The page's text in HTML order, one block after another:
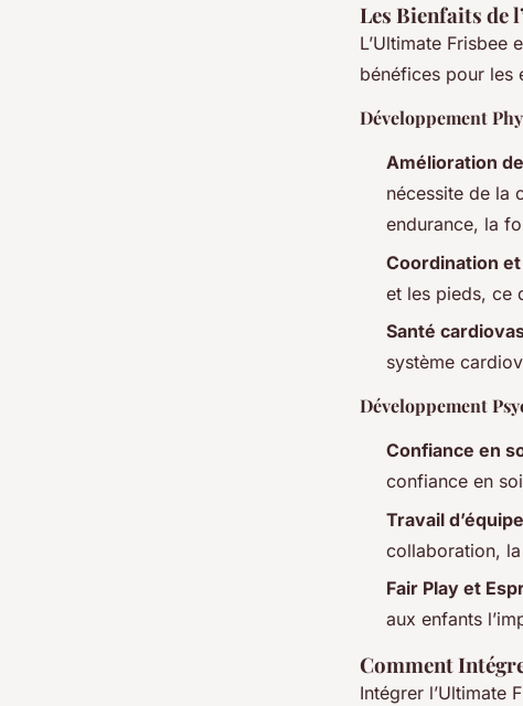
Les Bienfaits de
L’Ultimate Frisbee
bénéfices pour les
Développement
Amélioration
nécessite de la
endurance, la
Coordination
et les pieds, ce
Santé
système
Développement
Confiance en
confiance en
Travail d’équipe
collaboration,
Fair Play et
aux enfants
Comment
Intégrer l’Ultimate